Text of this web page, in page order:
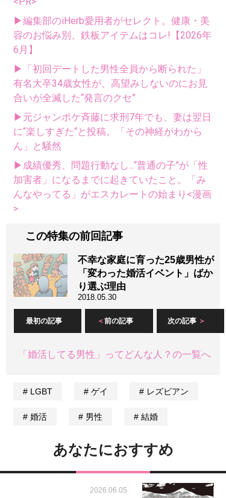
▶編集部のiHerb愛用者がセレクト。健康・美
容のお悩み別、鉄板アイテムはコレ!【2026年
6月】
▶「初回デートした男性全員から断られた」
有名大卒34歳女性が、高望みしないのにお見
合いが全滅した“発言のクセ”
▶元ジャンポケ斉藤に求刑7年でも、妻は翌日
に“楽しすぎた“と投稿。「その神経がわから
ん」と騒然
▶成績優秀、問題行動なし...“普通の子”が「性
加害者」になるまでに起きていたこと。「み
んなやってる」がエスカレートの始まり<漫画
>
この特集の前回記事
不幸な家庭に育った25歳男性が
「変わった婚活イベント」ばか
り選ぶ理由
2018.05.30
最初の記事 前の記事 次の記事
「婚活してる男性」ってどんな人？の一覧へ
LGBT ゲイ レズビアン
婚活 男性 結婚
あなたにおすすめ
2026.06.05